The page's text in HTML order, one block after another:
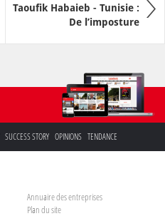
Taoufik Habaieb - Tunisie :
De l’imposture
SUCCESS STORY OPINIONS TENDANCE
Annuaire des entreprises
Plan du site